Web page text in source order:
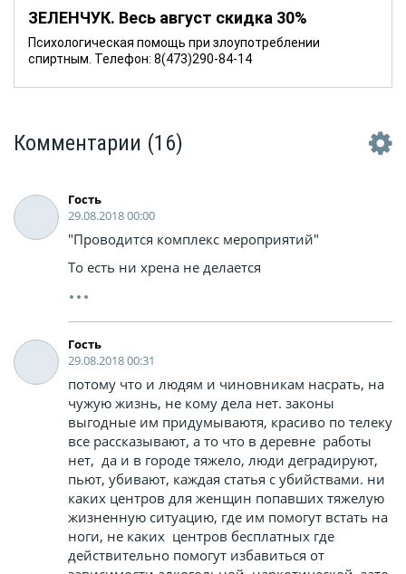
ЗЕЛЕНЧУК. Весь август скидка 30%
Психологическая помощь при злоупотреблении
спиртным. Телефон: 8(473)290-84-14
Комментарии (16)
Гость
29.08.2018 00:00
"Проводится комплекс мероприятий"
То есть ни хрена не делается
Гость
29.08.2018 00:31
потому что и людям и чиновникам насрать, на
чужую жизнь, не кому дела нет. законы
выгодные им придумываютя, красиво по телеку
все рассказывают, а то что в деревне работы
нет, да и в городе тяжело, люди деградируют,
пьют, убивают, каждая статья с убийствами. ни
каких центров для женщин попавших тяжелую
жизненную ситуацию, где им помогут встать на
ноги, не каких центров бесплатных где
действительно помогут избавиться от